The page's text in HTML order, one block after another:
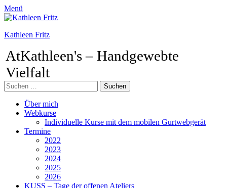
Menü
Kathleen Fritz
AtKathleen's – Handgewebte
Vielfalt
Suchen
nach:
Primäres
Menü
Zum
Inhalt
Über mich
Webkurse
Individuelle Kurse mit dem mobilen Gurtwebgerät
Termine
2022
2023
2024
2025
2026
KUSS – Tage der offenen Ateliers